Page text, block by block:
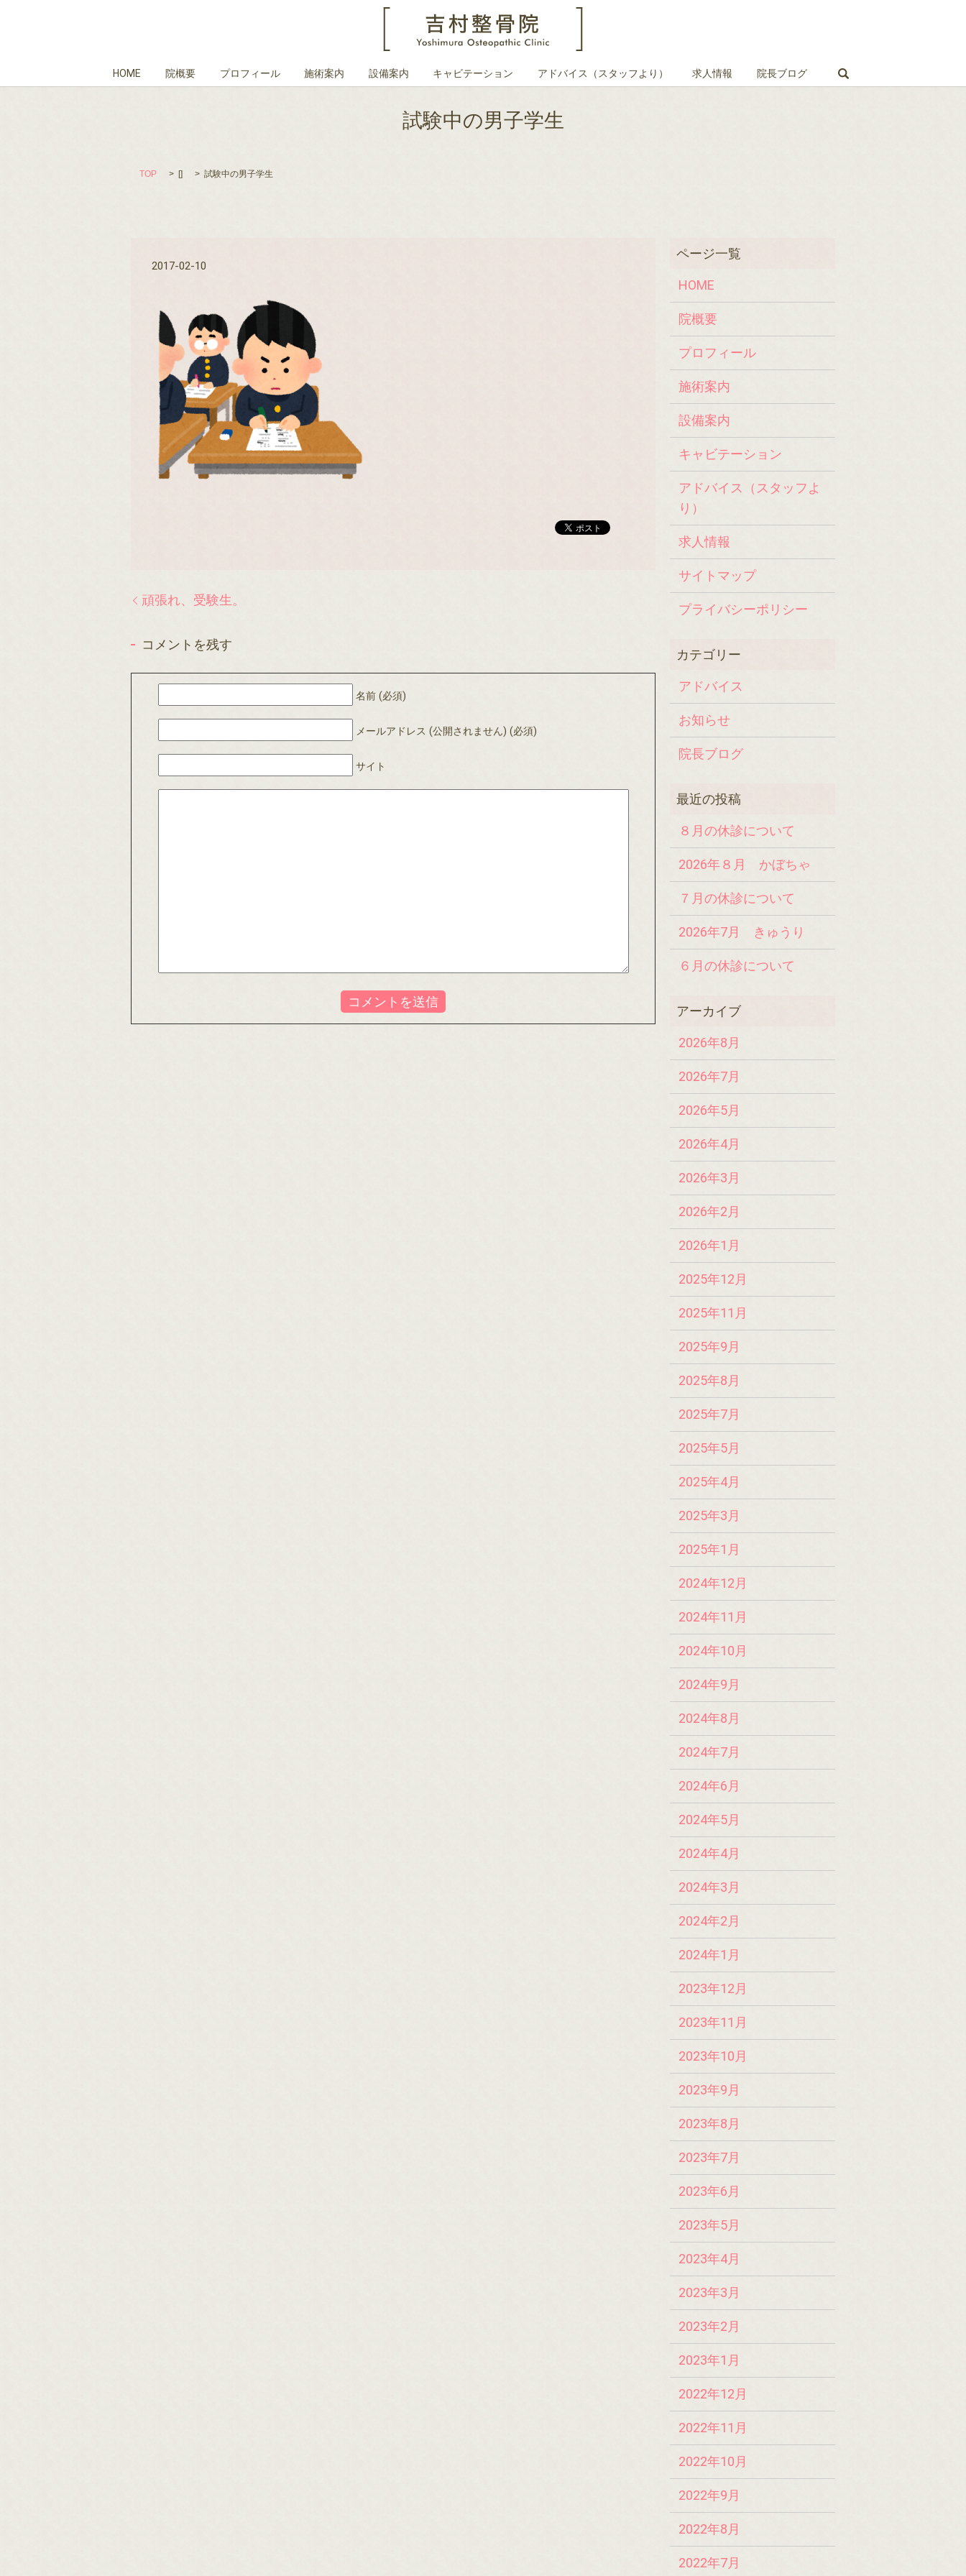
HOME 院概要 プロフィール 施術案内 設備案内 キャビテーション アドバイス（スタッフより） 求人情報 院長ブログ
試験中の男子学生
TOP [] 試験中の男子学生
2017-02-10
頑張れ、受験生。
コメントを残す
名前 (必須)
メールアドレス (公開されません) (必須)
サイト
HOME
院概要
プロフィール
施術案内
設備案内
キャビテーション
アドバイス（スタッフよ
り）
求人情報
サイトマップ
プライバシーポリシー
アドバイス
お知らせ
院長ブログ
８月の休診について
2026年８月 かぼちゃ
７月の休診について
2026年7月 きゅうり
６月の休診について
2026年8月
2026年7月
2026年5月
2026年4月
2026年3月
2026年2月
2026年1月
2025年12月
2025年11月
2025年9月
2025年8月
2025年7月
2025年5月
2025年4月
2025年3月
2025年1月
2024年12月
2024年11月
2024年10月
2024年9月
2024年8月
2024年7月
2024年6月
2024年5月
2024年4月
2024年3月
2024年2月
2024年1月
2023年12月
2023年11月
2023年10月
2023年9月
2023年8月
2023年7月
2023年6月
2023年5月
2023年4月
2023年3月
2023年2月
2023年1月
2022年12月
2022年11月
2022年10月
2022年9月
2022年8月
2022年7月